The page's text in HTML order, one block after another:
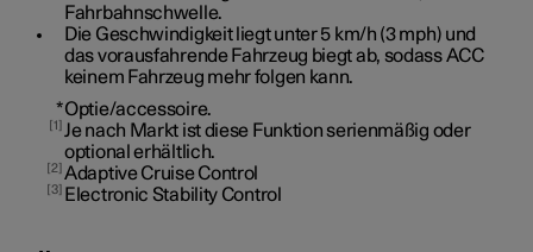
Fahrbahnschwelle.
Die Geschwindigkeit liegt unter5 km/h (3 mph) und
das vorausfahrende Fahrzeug biegt ab, sodass ACC
keinem Fahrzeug mehr folgen kann.
*Optie/accessoire.
1 Je nach Markt ist diese Funktion serienmäßig oder
optional erhältlich.
2 Adaptive Cruise Control
3 Electronic Stability Control